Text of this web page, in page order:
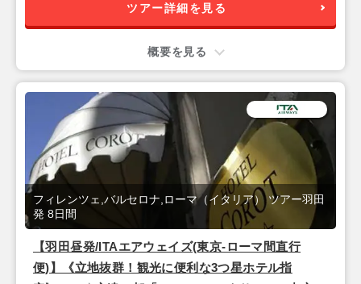
ツアー詳細を見る
概要を見る
【羽田昼発/ITAエアウェイズ(東京-ローマ間直行
便)】《立地抜群！観光に便利な3つ星ホテル指
フィレンツェ,バルセロナ,ローマ（イタリア） ツアー羽田
発 8日間